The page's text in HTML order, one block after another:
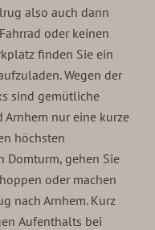
also auch dann
oder keinen
finden Sie ein
Wegen der
sind gemütliche
Arnhem nur eine kurze
höchsten
Domturm, gehen Sie
oder machen
nach Arnhem. Kurz
Aufenthalts bei